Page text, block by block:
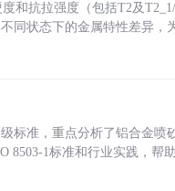
和抗拉强度（包括T2及
同状态下的金属特性差异，
标准，重点分析了铝合金喷
8503-1标准和行业实践，帮